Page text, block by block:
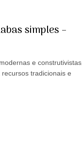
simples –
e construtivistas,
tradicionais e